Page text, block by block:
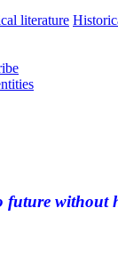
literature
future without